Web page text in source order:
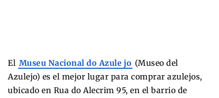
El Museu Nacional do Azule jo (Museo del
Azulejo) es el mejor lugar para comprar azulejos,
ubicado en Rua do Alecrim 95, en el barrio de